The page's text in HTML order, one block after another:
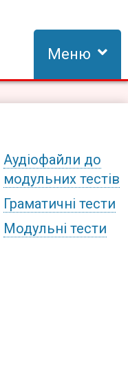
видань для
Меню
Аудіофайли до
модульних тестів
Граматичні тести
Модульні тести